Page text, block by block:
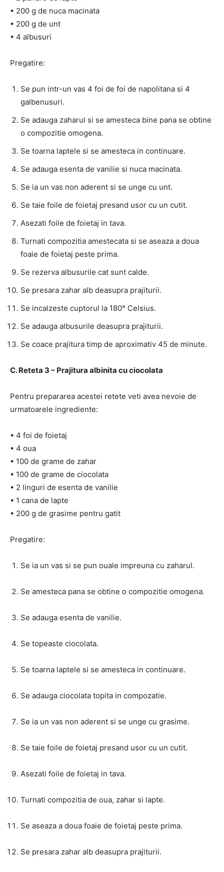
• 200 g de nuca macinata
• 200 g de unt
• 4 albusuri
Pregatire:
Se pun intr-un vas 4 foi de foi de napolitana si 4
galbenusuri.
Se adauga zaharul si se amesteca bine pana se obtine
o compozitie omogena.
Se toarna laptele si se amesteca in continuare.
Se adauga esenta de vanilie si nuca macinata.
Se ia un vas non aderent si se unge cu unt.
Se taie foile de foietaj presand usor cu un cutit.
Asezati foile de foietaj in tava.
Turnati compozitia amestecata si se aseaza a doua
foaie de foietaj peste prima.
Se rezerva albusurile cat sunt calde.
Se presara zahar alb deasupra prajiturii.
Se incalzeste cuptorul la 180° Celsius.
Se adauga albusurile deasupra prajiturii.
Se coace prajitura timp de aproximativ 45 de minute.
C. Reteta 3 – Prajitura albinita cu ciocolata
Pentru prepararea acestei retete veti avea nevoie de
urmatoarele ingrediente:
• 4 foi de foietaj
• 4 oua
• 100 de grame de zahar
• 100 de grame de ciocolata
• 2 linguri de esenta de vanilie
• 1 cana de lapte
• 200 g de grasime pentru gatit
Pregatire:
Se ia un vas si se pun ouale impreuna cu zaharul.
Se amesteca pana se obtine o compozitie omogena.
Se adauga esenta de vanilie.
Se topeaste ciocolata.
Se toarna laptele si se amesteca in continuare.
Se adauga ciocolata topita in compozatie.
Se ia un vas non aderent si se unge cu grasime.
Se taie foile de foietaj presand usor cu un cutit.
Asezati foile de foietaj in tava.
Turnati compozitia de oua, zahar si lapte.
Se aseaza a doua foaie de foietaj peste prima.
Se presara zahar alb deasupra prajiturii.